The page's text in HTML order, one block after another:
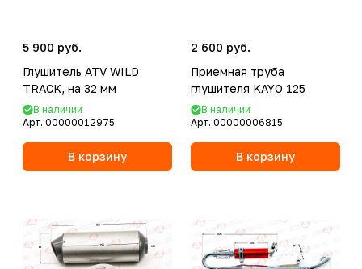
5 900 руб.
Глушитель ATV WILD
TRACK, на 32 мм
В наличии
Арт. 00000012975
В корзину
2 600 руб.
Приемная труба
глушителя KAYO 125
В наличии
Арт. 00000006815
В корзину